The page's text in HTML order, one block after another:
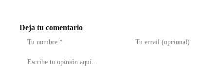
Deja tu comentario